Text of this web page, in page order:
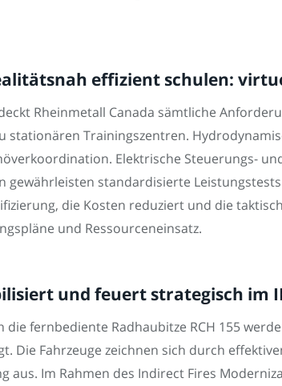
effizient schulen:
Rheinmetall Canada sämtliche
stationären Trainingszentren.
Elektrische Steuerungs-
standardisierte
die Kosten reduziert und die
und Ressourceneinsatz.
und feuert strategisch im
die fernbediente Radhaubitze RCH 155
Die Fahrzeuge zeichnen sich durch
aus. Im Rahmen des Indirect Fires